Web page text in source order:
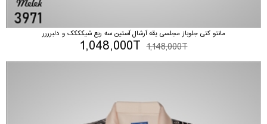
مانتو کتی جلوباز مجلسی یقه آرشال آستین سه ربع شیکککک و دلبرررر
1,148,000T
1,048,000T